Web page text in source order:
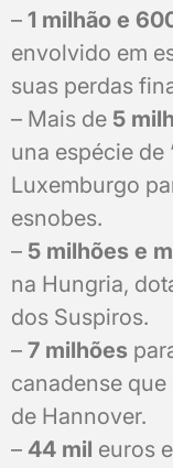
– 1 milhão e
envolvido em
suas perdas
– Mais de 5
una espécie de
Luxemburgo
esnobes.
– 5 milhões e
na Hungria,
dos Suspiros.
– 7 milhões
canadense
de Hannover.
– 44 mil euros